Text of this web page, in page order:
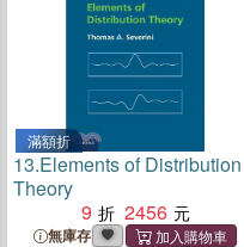
滿額折
13.Elements of Distribution
Theory
9
2456
無庫存